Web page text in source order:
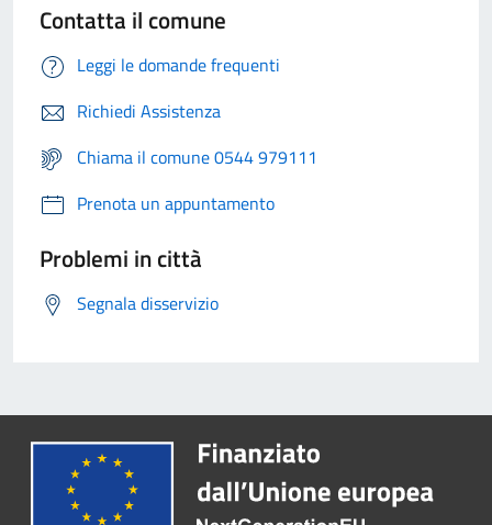
Contatta il comune
Leggi le domande frequenti
Richiedi Assistenza
Chiama il comune 0544 979111
Prenota un appuntamento
Problemi in città
Segnala disservizio